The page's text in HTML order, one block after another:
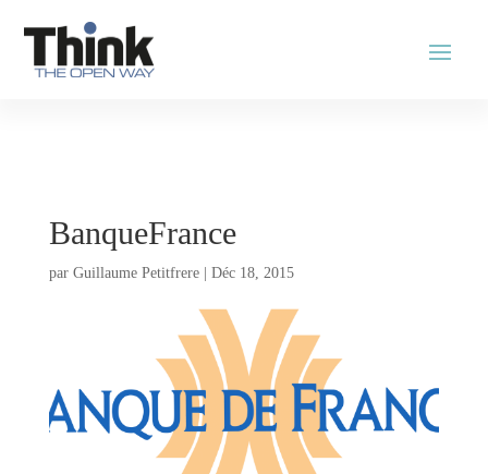
BanqueFrance
par Guillaume Petitfrere| Déc 18, 2015